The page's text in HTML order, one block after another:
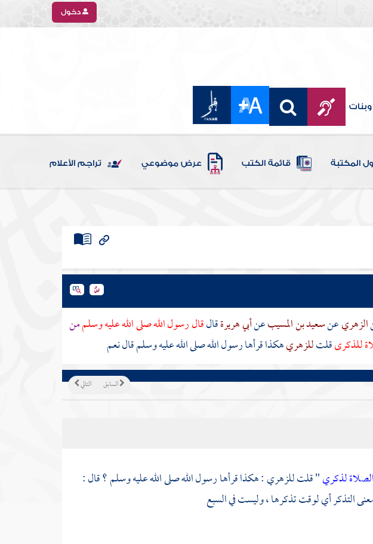
دخول
وبنات
المكتبة قائمة الكتب عرض موضوعي تراجم الأعلام
الزهريعنسعيد بن المسيبعنأبي هريرةقالقال رسول الله صلى الله عليه وسلممن
للذكرىقلتللزهريهكذا قرأها رسول الله صلى الله عليه وسلم قال نعم
التالي السابق
لذكري" قلتللزهري: هكذا قرأها رسول الله صلى الله عليه وسلم ؟ قال :
التذكر أي لوقت تذكرها ، وليست في السبع